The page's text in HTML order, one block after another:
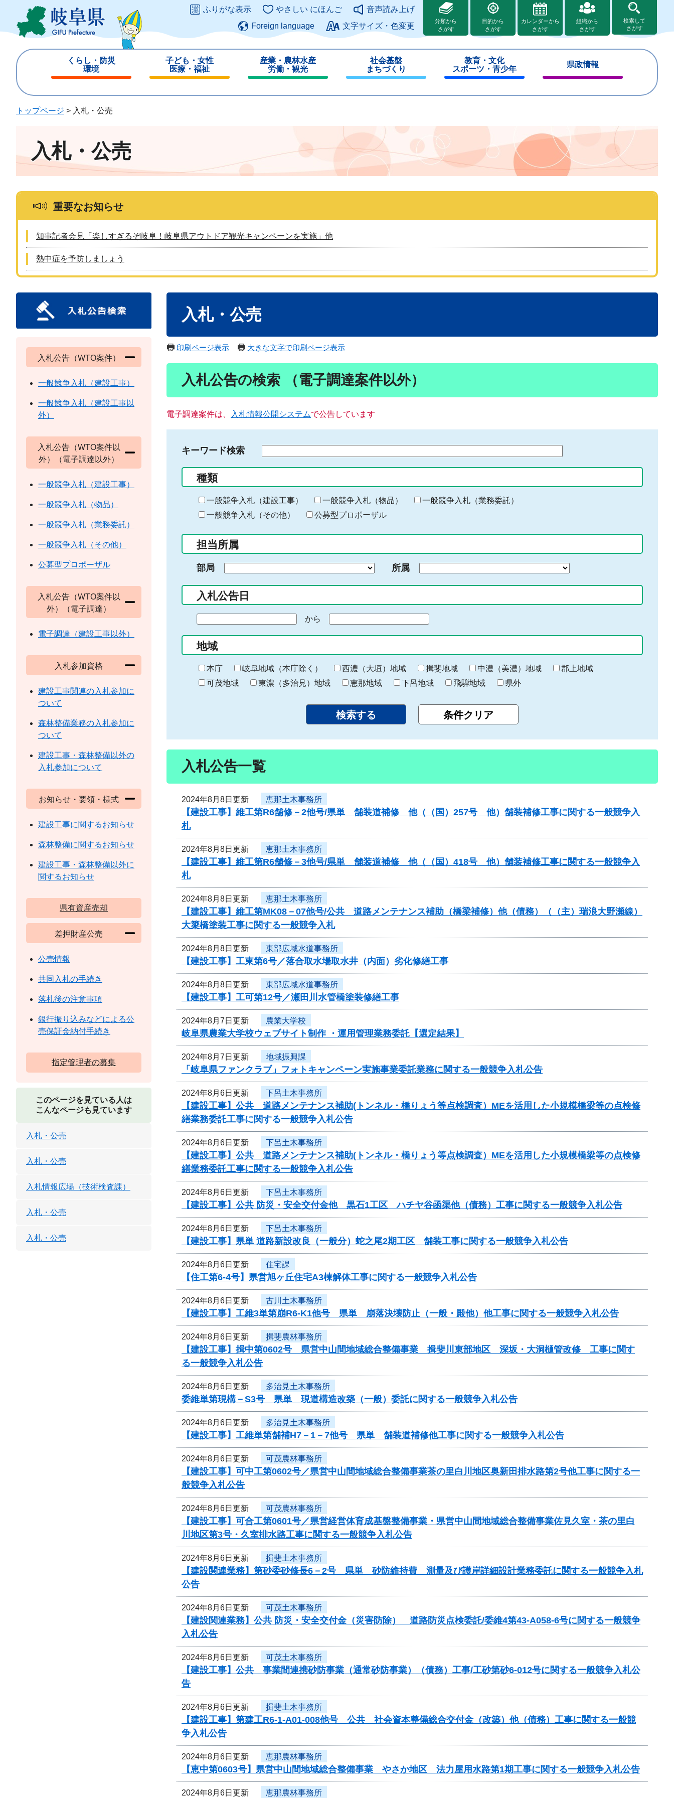
ジ
ュ
このページの本文へ
ふりがな表示 やさしい にほんご
音声読み上げ
Foreign language
文字サイズ・色変更
分類から
さがす
目的から
さがす
カレンダーから
さがす
組織から
さがす
検索して
さがす
くらし・防災
環境
じ
子ども・女性
医療・福祉
じ
産業・農林水産
労働・観光
じ
社会基盤
まちづくり
じ
教育・文化
スポーツ・青少年
じ
県政情報
じ
トップページ > 入札・公売
入札・公売
重要なお知らせ
知事記者会見「楽しすぎるぞ岐阜！岐阜県アウトドア観光キャンペーンを実施」他
熱中症を予防しましょう
入札・公売
印刷ページ表示 大きな文字で印刷ページ表示
入札公告の検索 （電子調達案件以外）
電子調達案件は、 入札情報公開システムで公告しています
キーワード検索
る
キ
ー
ー
入
力
種類
一般競争入札（建設工事） 一般競争入札（物品）
一般競争入札（業務委託）
一般競争入札（その他）
公募型プロポーザル
担当所属
部局 所属
入札公告日
の
始
ま
り
から
終
わ
り
地域
本庁 岐阜地域（本庁除く） 西濃（大垣）地域 揖斐地域 中濃（美濃）地域
郡上地域
可茂地域
東濃（多治見）地域 恵那地域 下呂地域 飛騨地域 県外
入札公告一覧
2024年8月8日更新 恵那土木事務所
【建設工事】維工第R6舗修－2他号/県単 舗装道補修 他（（国）257号 他）舗装補修工事に関する一般競争入
札
2024年8月8日更新 恵那土木事務所
【建設工事】維工第R6舗修－3他号/県単 舗装道補修 他（（国）418号 他）舗装補修工事に関する一般競争入
札
2024年8月8日更新 恵那土木事務所
【建設工事】維工第MK08－07他号/公共 道路メンテナンス補助（橋梁補修）他（債務）（（主）瑞浪大野瀬線）
大簗橋塗装工事に関する一般競争入札
2024年8月8日更新 東部広域水道事務所
【建設工事】工東第6号／落合取水場取水井（内面）劣化修繕工事
2024年8月8日更新 東部広域水道事務所
【建設工事】工可第12号／瀬田川水管橋塗装修繕工事
2024年8月7日更新 農業大学校
岐阜県農業大学校ウェブサイト制作 ・運用管理業務委託【選定結果】
2024年8月7日更新 地域振興課
「岐阜県ファンクラブ」フォトキャンペーン実施事業委託業務に関する一般競争入札公告
2024年8月6日更新 下呂土木事務所
【建設工事】公共 道路メンテナンス補助(トンネル・橋りょう等点検調査）MEを活用した小規模橋梁等の点検修
繕業務委託工事に関する一般競争入札公告
2024年8月6日更新 下呂土木事務所
【建設工事】公共 道路メンテナンス補助(トンネル・橋りょう等点検調査）MEを活用した小規模橋梁等の点検修
繕業務委託工事に関する一般競争入札公告
2024年8月6日更新 下呂土木事務所
【建設工事】公共 防災・安全交付金他 黒石1工区 ハチヤ谷函渠他（債務）工事に関する一般競争入札公告
2024年8月6日更新 下呂土木事務所
【建設工事】県単 道路新設改良（一般分）蛇之尾2期工区 舗装工事に関する一般競争入札公告
2024年8月6日更新 住宅課
【住工第6-4号】県営旭ヶ丘住宅A3棟解体工事に関する一般競争入札公告
2024年8月6日更新 古川土木事務所
【建設工事】工維3単第崩R6-K1他号 県単 崩落決壊防止（一般・殿他）他工事に関する一般競争入札公告
2024年8月6日更新 揖斐農林事務所
【建設工事】揖中第0602号 県営中山間地域総合整備事業 揖斐川東部地区 深坂・大洞樋管改修 工事に関す
る一般競争入札公告
2024年8月6日更新 多治見土木事務所
委維単第現構－S3号 県単 現道構造改築（一般）委託に関する一般競争入札公告
2024年8月6日更新 多治見土木事務所
【建設工事】工維単第舗補H7－1－7他号 県単 舗装道補修他工事に関する一般競争入札公告
2024年8月6日更新 可茂農林事務所
【建設工事】可中工第0602号／県営中山間地域総合整備事業茶の里白川地区奥新田排水路第2号他工事に関する一
般競争入札公告
2024年8月6日更新 可茂農林事務所
【建設工事】可合工第0601号／県営経営体育成基盤整備事業・県営中山間地域総合整備事業佐見久室・茶の里白
川地区第3号・久室排水路工事に関する一般競争入札公告
2024年8月6日更新 揖斐土木事務所
【建設関連業務】第砂委砂修長6－2号 県単 砂防維持費 測量及び護岸詳細設計業務委託に関する一般競争入札
公告
2024年8月6日更新 可茂土木事務所
【建設関連業務】公共 防災・安全交付金（災害防除） 道路防災点検委託/委維4第43-A058-6号に関する一般競争
入札公告
2024年8月6日更新 可茂土木事務所
【建設工事】公共 事業間連携砂防事業（通常砂防事業）（債務）工事/工砂第砂6-012号に関する一般競争入札公
告
2024年8月6日更新 揖斐土木事務所
【建設工事】第建工R6-1-A01-008他号 公共 社会資本整備総合交付金（改築）他（債務）工事に関する一般競
争入札公告
2024年8月6日更新 恵那農林事務所
【恵中第0603号】県営中山間地域総合整備事業 やさか地区 法力屋用水路第1期工事に関する一般競争入札公告
2024年8月6日更新 恵那農林事務所
入札公告（WTO案件）
一般競争入札（建設工事）
一般競争入札（建設工事以
外）
入札公告（WTO案件以
外）（電子調達以外）
一般競争入札（建設工事）
一般競争入札（物品）
一般競争入札（業務委託）
一般競争入札（その他）
公募型プロポーザル
入札公告（WTO案件以
外）（電子調達）
電子調達（建設工事以外）
入札参加資格
建設工事関連の入札参加に
ついて
森林整備業務の入札参加に
ついて
建設工事・森林整備以外の
入札参加について
お知らせ・要領・様式
建設工事に関するお知らせ
森林整備に関するお知らせ
建設工事・森林整備以外に
関するお知らせ
県有資産売却
差押財産公売
公売情報
共同入札の手続き
落札後の注意事項
銀行振り込みなどによる公
売保証金納付手続き
指定管理者の募集
このページを見ている人は
こんなページも見ています
入札・公売
入札・公売
入札情報広場（技術検査課）
入札・公売
入札・公売